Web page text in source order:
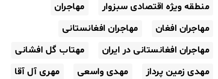
منطقه ویژه اقتصادی سبزوار
مهاجران
مهاجران افغان
مهاجران افغانستانی
مهاجران افغانستانی در ایران
مهتاب گل افشانی
مهدی زمین پرداز
مهدی واسعی
مهری آل آقا